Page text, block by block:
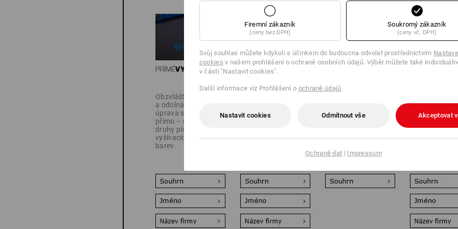
Obzvláště ušlechtilá
a odolná: Vaše
úprava se vyšívá
přímo – s mnoha
druhy písma,
vyšívacích vzorů a
barev.
opětovného použití:
kvalitní vyšívaný
úpravaje pomocí
působenído hloubky
textilií.
úpravy:
foliovaný
téměř
textilií až do
– s možností
Firemní zákazník
(ceny bez DPH)
Soukromý zákazník
(ceny vč. DPH)
Svůj souhlas můžete kdykoli s účinkem do budoucna odvolat prostřednictvím
cookies v našem prohlášení o ochraně osobních údajů. Výběr můžete také
v části "Nastavit cookies".
Další informace viz Prohlášení o ochraně údajů.
Nastavit cookies Odmítnout vše Akceptovat
Ochraně dat | Impressum